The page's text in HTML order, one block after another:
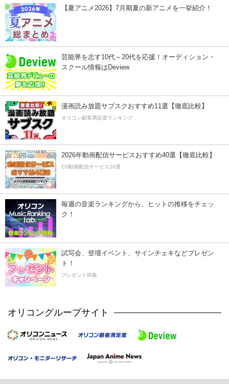
【夏アニメ2026】7月期夏の新アニメを一挙紹介！
芸能界を志す10代～20代を応援！オーディション・
スクール情報はDeview
漫画読み放題サブスクおすすめ11選【徹底比較】
オリコン顧客満足度ランキング
2026年動画配信サービスおすすめ40選【徹底比較】
CS動画配信サービス20選
毎週の音楽ランキングから、ヒットの推移をチェッ
ク！
試写会、登壇イベント、サインチェキなどプレゼン
ト！
プレゼント特集
オリコングループサイト